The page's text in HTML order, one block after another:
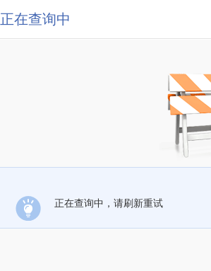
正在查询中
正在查询中，请刷新重试